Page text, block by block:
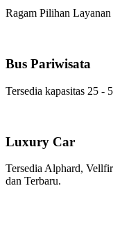
Ragam Pilihan
Bus Pariwisata
Tersedia kapasitas 25 -
Luxury Car
Tersedia Alphard,
dan Terbaru.